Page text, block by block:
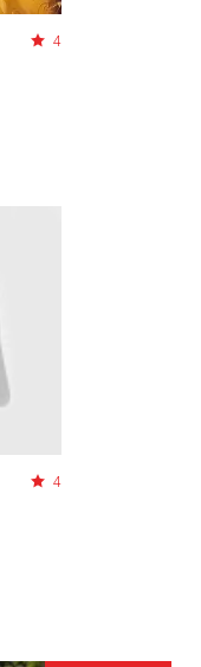
4
4